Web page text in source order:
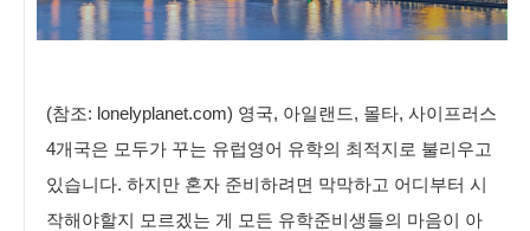
(참조: lonelyplanet.com) 영국, 아일랜드, 몰타, 사이프러스
4개국은 모두가 꾸는 유럽영어 유학의 최적지로 불리우고
있습니다. 하지만 혼자 준비하려면 막막하고 어디부터 시
작해야할지 모르겠는 게 모든 유학준비생들의 마음이 아